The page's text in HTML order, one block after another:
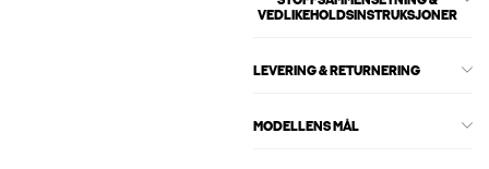
VEDLIKEHOLDSINSTRUKSJONER
LEVERING & RETURNERING
MODELLENS MÅL